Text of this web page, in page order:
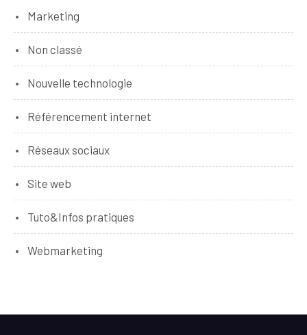
Marketing
Non classé
Nouvelle technologie
Référencement internet
Réseaux sociaux
Site web
Tuto&Infos pratiques
Webmarketing